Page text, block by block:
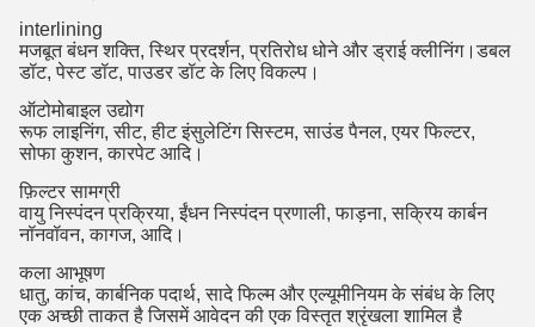
interlining
मजबूत बंधन शक्ति, स्थिर प्रदर्शन, प्रतिरोध धोने और ड्राई क्लीनिंग।डबल
डॉट, पेस्ट डॉट, पाउडर डॉट के लिए विकल्प।
ऑटोमोबाइल उद्योग
रूफ लाइनिंग, सीट, हीट इंसुलेटिंग सिस्टम, साउंड पैनल, एयर फिल्टर,
सोफा कुशन, कारपेट आदि।
फ़िल्टर सामग्री
वायु निस्पंदन प्रक्रिया, ईंधन निस्पंदन प्रणाली, फाड़ना, सक्रिय कार्बन
नॉनवॉवन, कागज, आदि।
कला आभूषण
धातु, कांच, कार्बनिक पदार्थ, सादे फिल्म और एल्यूमीनियम के संबंध के लिए
एक अच्छी ताकत है जिसमें आवेदन की एक विस्तृत श्रृंखला शामिल है